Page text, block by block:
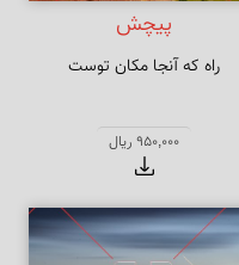
پیچش
راه که آنجا مکان توست
950,000 ریال